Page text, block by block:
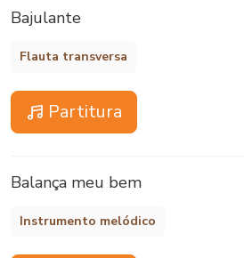
Bajulante
Flauta transversa
Partitura
Balança meu bem
Instrumento melódico